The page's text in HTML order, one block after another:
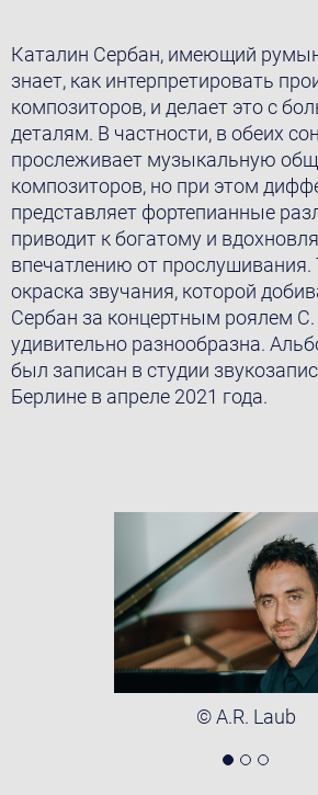
Каталин Сербан, имеющий
знает, как интерпретировать
композиторов, и делает это с
деталям. В частности, в обеих
прослеживает музыкальную
композиторов, но при этом
представляет фортепианные
приводит к богатому и
впечатлению от
окраска звучания, которой
Сербан за концертным роялем C.
удивительно разнообразна.
был записан в студии
Берлине в апреле 2021 года.
© A.R. Laub